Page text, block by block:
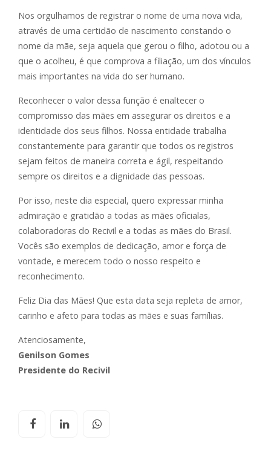
Nos orgulhamos de registrar o nome de uma nova vida,
através de uma certidão de nascimento constando o
nome da mãe, seja aquela que gerou o filho, adotou ou a
que o acolheu, é que comprova a filiação, um dos vínculos
mais importantes na vida do ser humano.
Reconhecer o valor dessa função é enaltecer o
compromisso das mães em assegurar os direitos e a
identidade dos seus filhos. Nossa entidade trabalha
constantemente para garantir que todos os registros
sejam feitos de maneira correta e ágil, respeitando
sempre os direitos e a dignidade das pessoas.
Por isso, neste dia especial, quero expressar minha
admiração e gratidão a todas as mães oficialas,
colaboradoras do Recivil e a todas as mães do Brasil.
Vocês são exemplos de dedicação, amor e força de
vontade, e merecem todo o nosso respeito e
reconhecimento.
Feliz Dia das Mães! Que esta data seja repleta de amor,
carinho e afeto para todas as mães e suas famílias.
Atenciosamente,
Genilson Gomes
Presidente do Recivil